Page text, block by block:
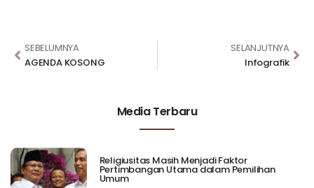
SEBELUMNYA
AGENDA KOSONG
SELANJUTNYA
Infografik
Media Terbaru
Religiusitas Masih Menjadi Faktor
Pertimbangan Utama dalam Pemilihan
Umum